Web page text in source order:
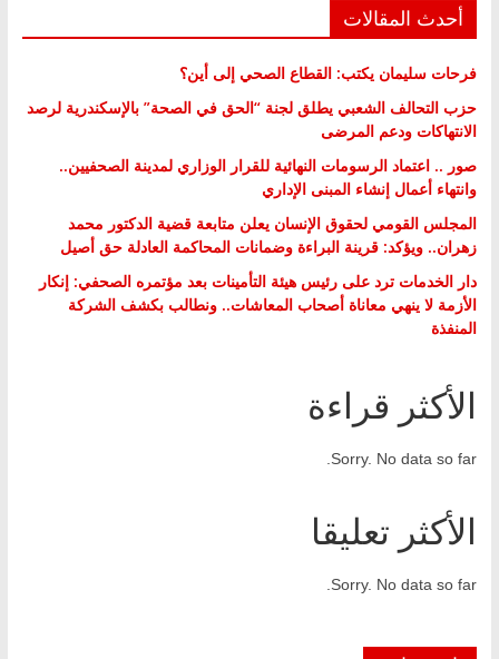
أحدث المقالات
فرحات سليمان يكتب: القطاع الصحي إلى أين؟
حزب التحالف الشعبي يطلق لجنة “الحق في الصحة” بالإسكندرية لرصد
الانتهاكات ودعم المرضى
صور .. اعتماد الرسومات النهائية للقرار الوزاري لمدينة الصحفيين..
وانتهاء أعمال إنشاء المبنى الإداري
المجلس القومي لحقوق الإنسان يعلن متابعة قضية الدكتور محمد
زهران.. ويؤكد: قرينة البراءة وضمانات المحاكمة العادلة حق أصيل
دار الخدمات ترد على رئيس هيئة التأمينات بعد مؤتمره الصحفي: إنكار
الأزمة لا ينهي معاناة أصحاب المعاشات.. ونطالب بكشف الشركة
المنفذة
الأكثر قراءة
Sorry. No data so far.
الأكثر تعليقا
Sorry. No data so far.